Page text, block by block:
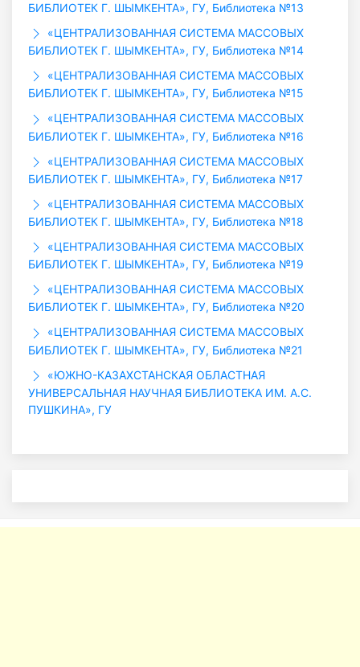
БИБЛИОТЕК Г. ШЫМКЕНТА», ГУ, Библиотека №13
«ЦЕНТРАЛИЗОВАННАЯ СИСТЕМА МАССОВЫХ
БИБЛИОТЕК Г. ШЫМКЕНТА», ГУ, Библиотека №14
«ЦЕНТРАЛИЗОВАННАЯ СИСТЕМА МАССОВЫХ
БИБЛИОТЕК Г. ШЫМКЕНТА», ГУ, Библиотека №15
«ЦЕНТРАЛИЗОВАННАЯ СИСТЕМА МАССОВЫХ
БИБЛИОТЕК Г. ШЫМКЕНТА», ГУ, Библиотека №16
«ЦЕНТРАЛИЗОВАННАЯ СИСТЕМА МАССОВЫХ
БИБЛИОТЕК Г. ШЫМКЕНТА», ГУ, Библиотека №17
«ЦЕНТРАЛИЗОВАННАЯ СИСТЕМА МАССОВЫХ
БИБЛИОТЕК Г. ШЫМКЕНТА», ГУ, Библиотека №18
«ЦЕНТРАЛИЗОВАННАЯ СИСТЕМА МАССОВЫХ
БИБЛИОТЕК Г. ШЫМКЕНТА», ГУ, Библиотека №19
«ЦЕНТРАЛИЗОВАННАЯ СИСТЕМА МАССОВЫХ
БИБЛИОТЕК Г. ШЫМКЕНТА», ГУ, Библиотека №20
«ЦЕНТРАЛИЗОВАННАЯ СИСТЕМА МАССОВЫХ
БИБЛИОТЕК Г. ШЫМКЕНТА», ГУ, Библиотека №21
«ЮЖНО-КАЗАХСТАНСКАЯ ОБЛАСТНАЯ
УНИВЕРСАЛЬНАЯ НАУЧНАЯ БИБЛИОТЕКА ИМ. А.С.
ПУШКИНА», ГУ